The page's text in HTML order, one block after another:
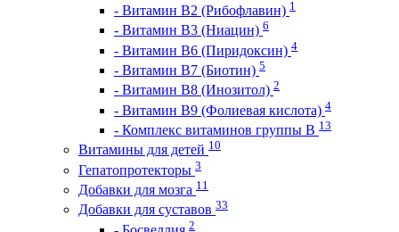
- Витамин B2 (Рибофлавин) 1
- Витамин B3 (Ниацин) 6
- Витамин B6 (Пиридоксин) 4
- Витамин B7 (Биотин) 5
- Витамин B8 (Инозитол) 2
- Витамин B9 (Фолиевая кислота) 4
- Комплекс витаминов группы B 13
Витамины для детей 10
Гепатопротекторы 3
Добавки для мозга 11
Добавки для суставов 33
2